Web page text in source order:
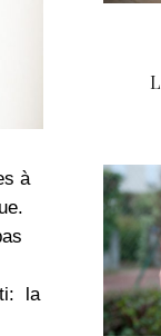
à
la